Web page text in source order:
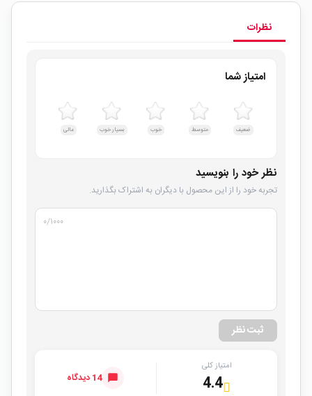
نظرات
امتیاز شما
ضعیف متوسط خوب بسیار خوب عالی
نظر خود را بنویسید
تجربه خود را از این محصول با دیگران به اشتراک بگذارید.
۰/۱۰۰۰
ثبت نظر
امتیاز کلی
4.4 14 دیدگاه